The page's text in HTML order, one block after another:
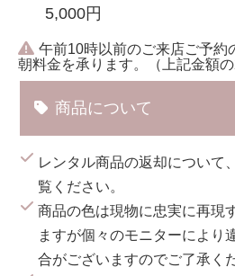
5,000円
午前10時以前のご来店ご予約
朝料金を承ります。（上記金額の
商品について
レンタル商品の返却について
覧ください。
商品の色は現物に忠実に再現
ますが個々のモニターにより
合がございますのでご了承く